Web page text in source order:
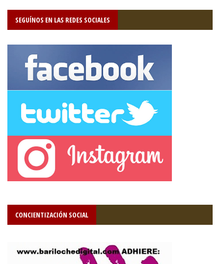
SEGUÍNOS EN LAS REDES SOCIALES
CONCIENTIZACIÓN SOCIAL